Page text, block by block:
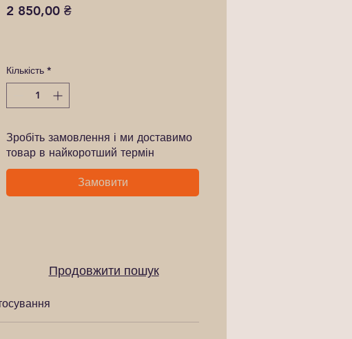
2 850,00 ₴Ціна
Кількість *
Зробіть замовлення і ми доставимо
товар в найкоротший термін
Замовити
Продовжити пошук